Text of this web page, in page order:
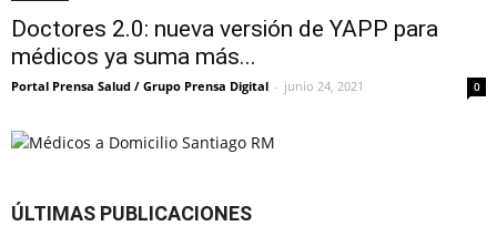
Doctores 2.0: nueva versión de YAPP para
médicos ya suma más...
Portal Prensa Salud / Grupo Prensa Digital - junio 24, 2021 0
ÚLTIMAS PUBLICACIONES